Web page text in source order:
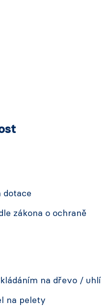
dotace
zákona o ochraně
na dřevo / uhlí
na pelety